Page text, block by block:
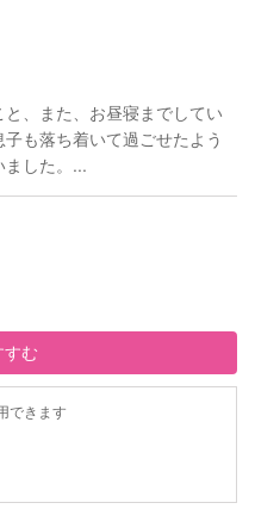
、また、お昼寝までしてい
も落ち着いて過ごせたよう
ました。...
む
できます